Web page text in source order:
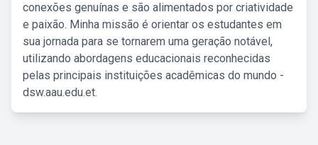
conexões genuínas e são alimentados por criatividade
e paixão. Minha missão é orientar os estudantes em
sua jornada para se tornarem uma geração notável,
utilizando abordagens educacionais reconhecidas
pelas principais instituições acadêmicas do mundo -
dsw.aau.edu.et.